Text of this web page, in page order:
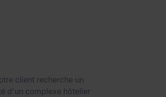
client recherche un
d'un complexe hôtelier